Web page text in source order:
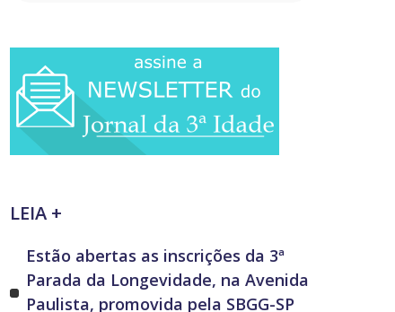
LEIA +
Estão abertas as inscrições da 3ª
Parada da Longevidade, na Avenida
Paulista, promovida pela SBGG-SP